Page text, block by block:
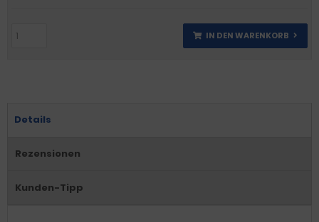
IN DEN WARENKORB
Details
Rezensionen
Kunden-Tipp